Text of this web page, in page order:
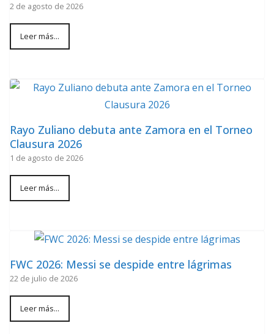
2 de agosto de 2026
Leer más...
Rayo Zuliano debuta ante Zamora en el Torneo
Clausura 2026
1 de agosto de 2026
Leer más...
FWC 2026: Messi se despide entre lágrimas
22 de julio de 2026
Leer más...